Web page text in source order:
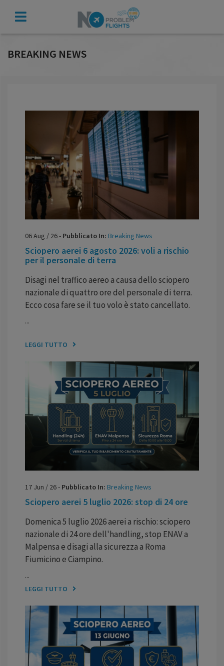
BREAKING NEWS
06Aug / 26- Pubblicato In: Breaking News
Sciopero aerei 6 agosto 2026: voli a rischio
per il personale di terra
Disagi nel traffico aereo a causa dello sciopero
nazionale di quattro ore del personale di terra.
Ecco cosa fare se il tuo volo è stato cancellato.
...
LEGGI TUTTO
17 Jun / 26- Pubblicato In: Breaking News
Sciopero aerei 5 luglio 2026: stop di 24 ore
Domenica 5 luglio 2026 aerei a rischio: sciopero
nazionale di 24 ore dell'handling, stop ENAV a
Malpensa e disagi alla sicurezza a Roma
Fiumicino e Ciampino.
...
LEGGI TUTTO